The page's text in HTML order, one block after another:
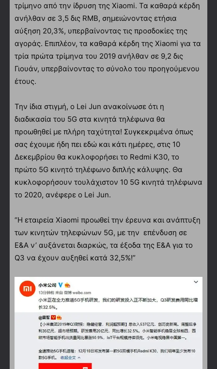
τρίμηνο από την ίδρυση της Xiaomi. Τα καθαρά κέρδη
ανήλθαν σε 3,5 δις RMB, σημειώνοντας ετήσια
αύξηση 20,3%, υπερβαίνοντας τις προσδοκίες της
αγοράς. Επιπλέον, τα καθαρά κέρδη της Xiaomi για τα
τρία πρώτα τρίμηνα του 2019 ανήλθαν σε 9,2 δις
Γιουάν, υπερβαίνοντας το σύνολο του προηγούμενου
έτους.
Την ίδια στιγμή, ο Lei Jun ανακοίνωσε ότι η
διαδικασία του 5G στα κινητά τηλέφωνα θα
προωθηθεί με πλήρη ταχύτητα! Συγκεκριμένα όπως
σας έχουμε ήδη πει εδώ και κάτι ημέρες, στις 10
Δεκεμβρίου θα κυκλοφορήσει το Redmi K30, το
πρώτο 5G κινητό τηλέφωνο διπλής κάλυψης. Θα
κυκλοφορήσουν τουλάχιστον 10 5G κινητά τηλέφωνα
το 2020, ανέφερε ο Lei Jun.
“Η εταιρεία Xiaomi προωθεί την έρευνα και ανάπτυξη
των κινητών τηλεφώνων 5G, με την επένδυση σε
Ε&Α ν’ αυξάνεται διαρκώς, τα έξοδα της Ε&Α για το
Q3 να έχουν αυξηθεί κατά 32,5%!”